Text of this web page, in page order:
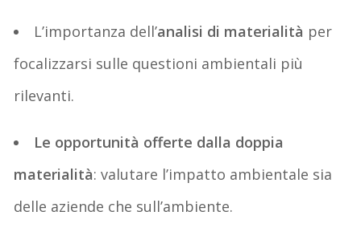
L’importanza dell’analisi di materialità per
focalizzarsi sulle questioni ambientali più
rilevanti.
Le opportunità offerte dalla doppia
materialità: valutare l’impatto ambientale sia
delle aziende che sull’ambiente.